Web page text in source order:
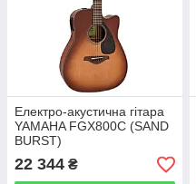
Електро-акустична гітара
YAMAHA FGX800C (SAND
BURST)
22 344 ₴